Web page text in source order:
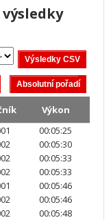
Výkon
00:05:25
00:05:30
00:05:33
00:05:33
00:05:46
00:05:46
00:05:48